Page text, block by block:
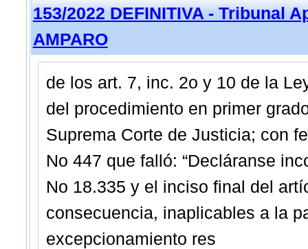
153/2022 DEFINITIVA - Tribunal
AMPARO
de los art. 7, inc. 2o y 10 de la
del procedimiento en primer
Suprema Corte de Justicia; con
No 447 que falló: “Decláranse
No 18.335 y el inciso final del
consecuencia, inaplicables a la
excepcionamiento res